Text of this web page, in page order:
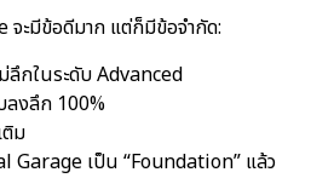
ะมีข้อดีมาก แต่ก็มีข้อจำกัด:
ลึกในระดับ Advanced
ลงลึก 100%
ม
Garage เป็น “Foundation” แล้ว